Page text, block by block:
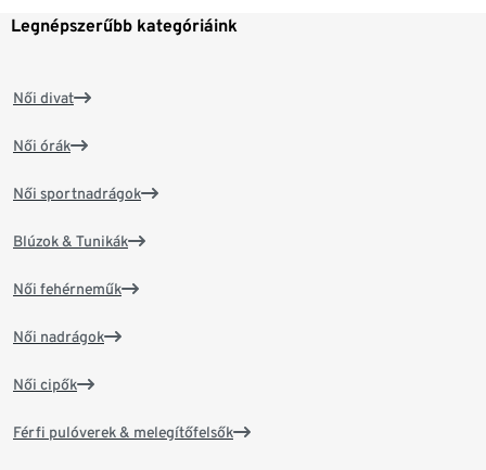
Legnépszerűbb kategóriáink
Női divat
Női órák
Női sportnadrágok
Blúzok & Tunikák
Női fehérneműk
Női nadrágok
Női cipők
Férfi pulóverek & melegítőfelsők